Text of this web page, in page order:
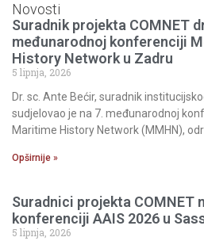
Novosti
Suradnik projekta COMNET
međunarodnoj konferenciji
History Network u Zadru
5 lipnja, 2026
Dr. sc. Ante Bećir, suradnik
sudjelovao je na 7. međunarodnoj
Maritime History Network (MMHN),
Opširnije »
Suradnici projekta COMNET
konferenciji AAIS 2026 u
5 lipnja, 2026